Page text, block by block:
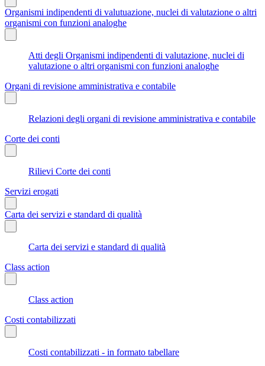
Organismi indipendenti di valutuazione, nuclei di valutazione o altri
organismi con funzioni analoghe
Atti degli Organismi indipendenti di valutazione, nuclei di
valutazione o altri organismi con funzioni analoghe
Organi di revisione amministrativa e contabile
Relazioni degli organi di revisione amministrativa e contabile
Corte dei conti
Rilievi Corte dei conti
Servizi erogati
Carta dei servizi e standard di qualità
Carta dei servizi e standard di qualità
Class action
Class action
Costi contabilizzati
Costi contabilizzati - in formato tabellare